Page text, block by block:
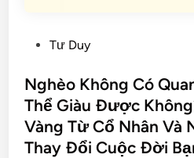
Tư Duy
Nghèo Không Có
Thể Giàu Được
Vàng Từ Cổ Nhân Và
Thay Đổi Cuộc Đời